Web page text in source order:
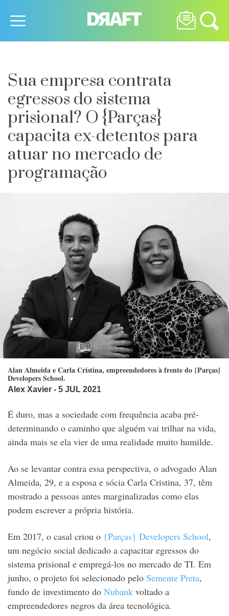
Sua empresa contrata
egressos do sistema
prisional? O {Parças}
capacita ex-detentos para
atuar no mercado de
programação
Alan Almeida e Carla Cristina, empreendedores à frente do {Parças}
Developers School.
Alex Xavier - 5 JUL 2021
É duro, mas a sociedade com frequência acaba pré-
determinando o caminho que alguém vai trilhar na vida,
ainda mais se ela vier de uma realidade muito humilde.
Ao se levantar contra essa perspectiva, o advogado Alan
Almeida, 29, e a esposa e sócia Carla Cristina, 37, têm
mostrado a pessoas antes marginalizadas como elas
podem escrever a própria história.
Em 2017, o casal criou o {Parças} Developers School,
um negócio social dedicado a capacitar egressos do
sistema prisional e empregá-los no mercado de TI. Em
junho, o projeto foi selecionado pelo Semente Preta,
fundo de investimento do Nubank voltado a
empreendedores negros da área tecnológica.